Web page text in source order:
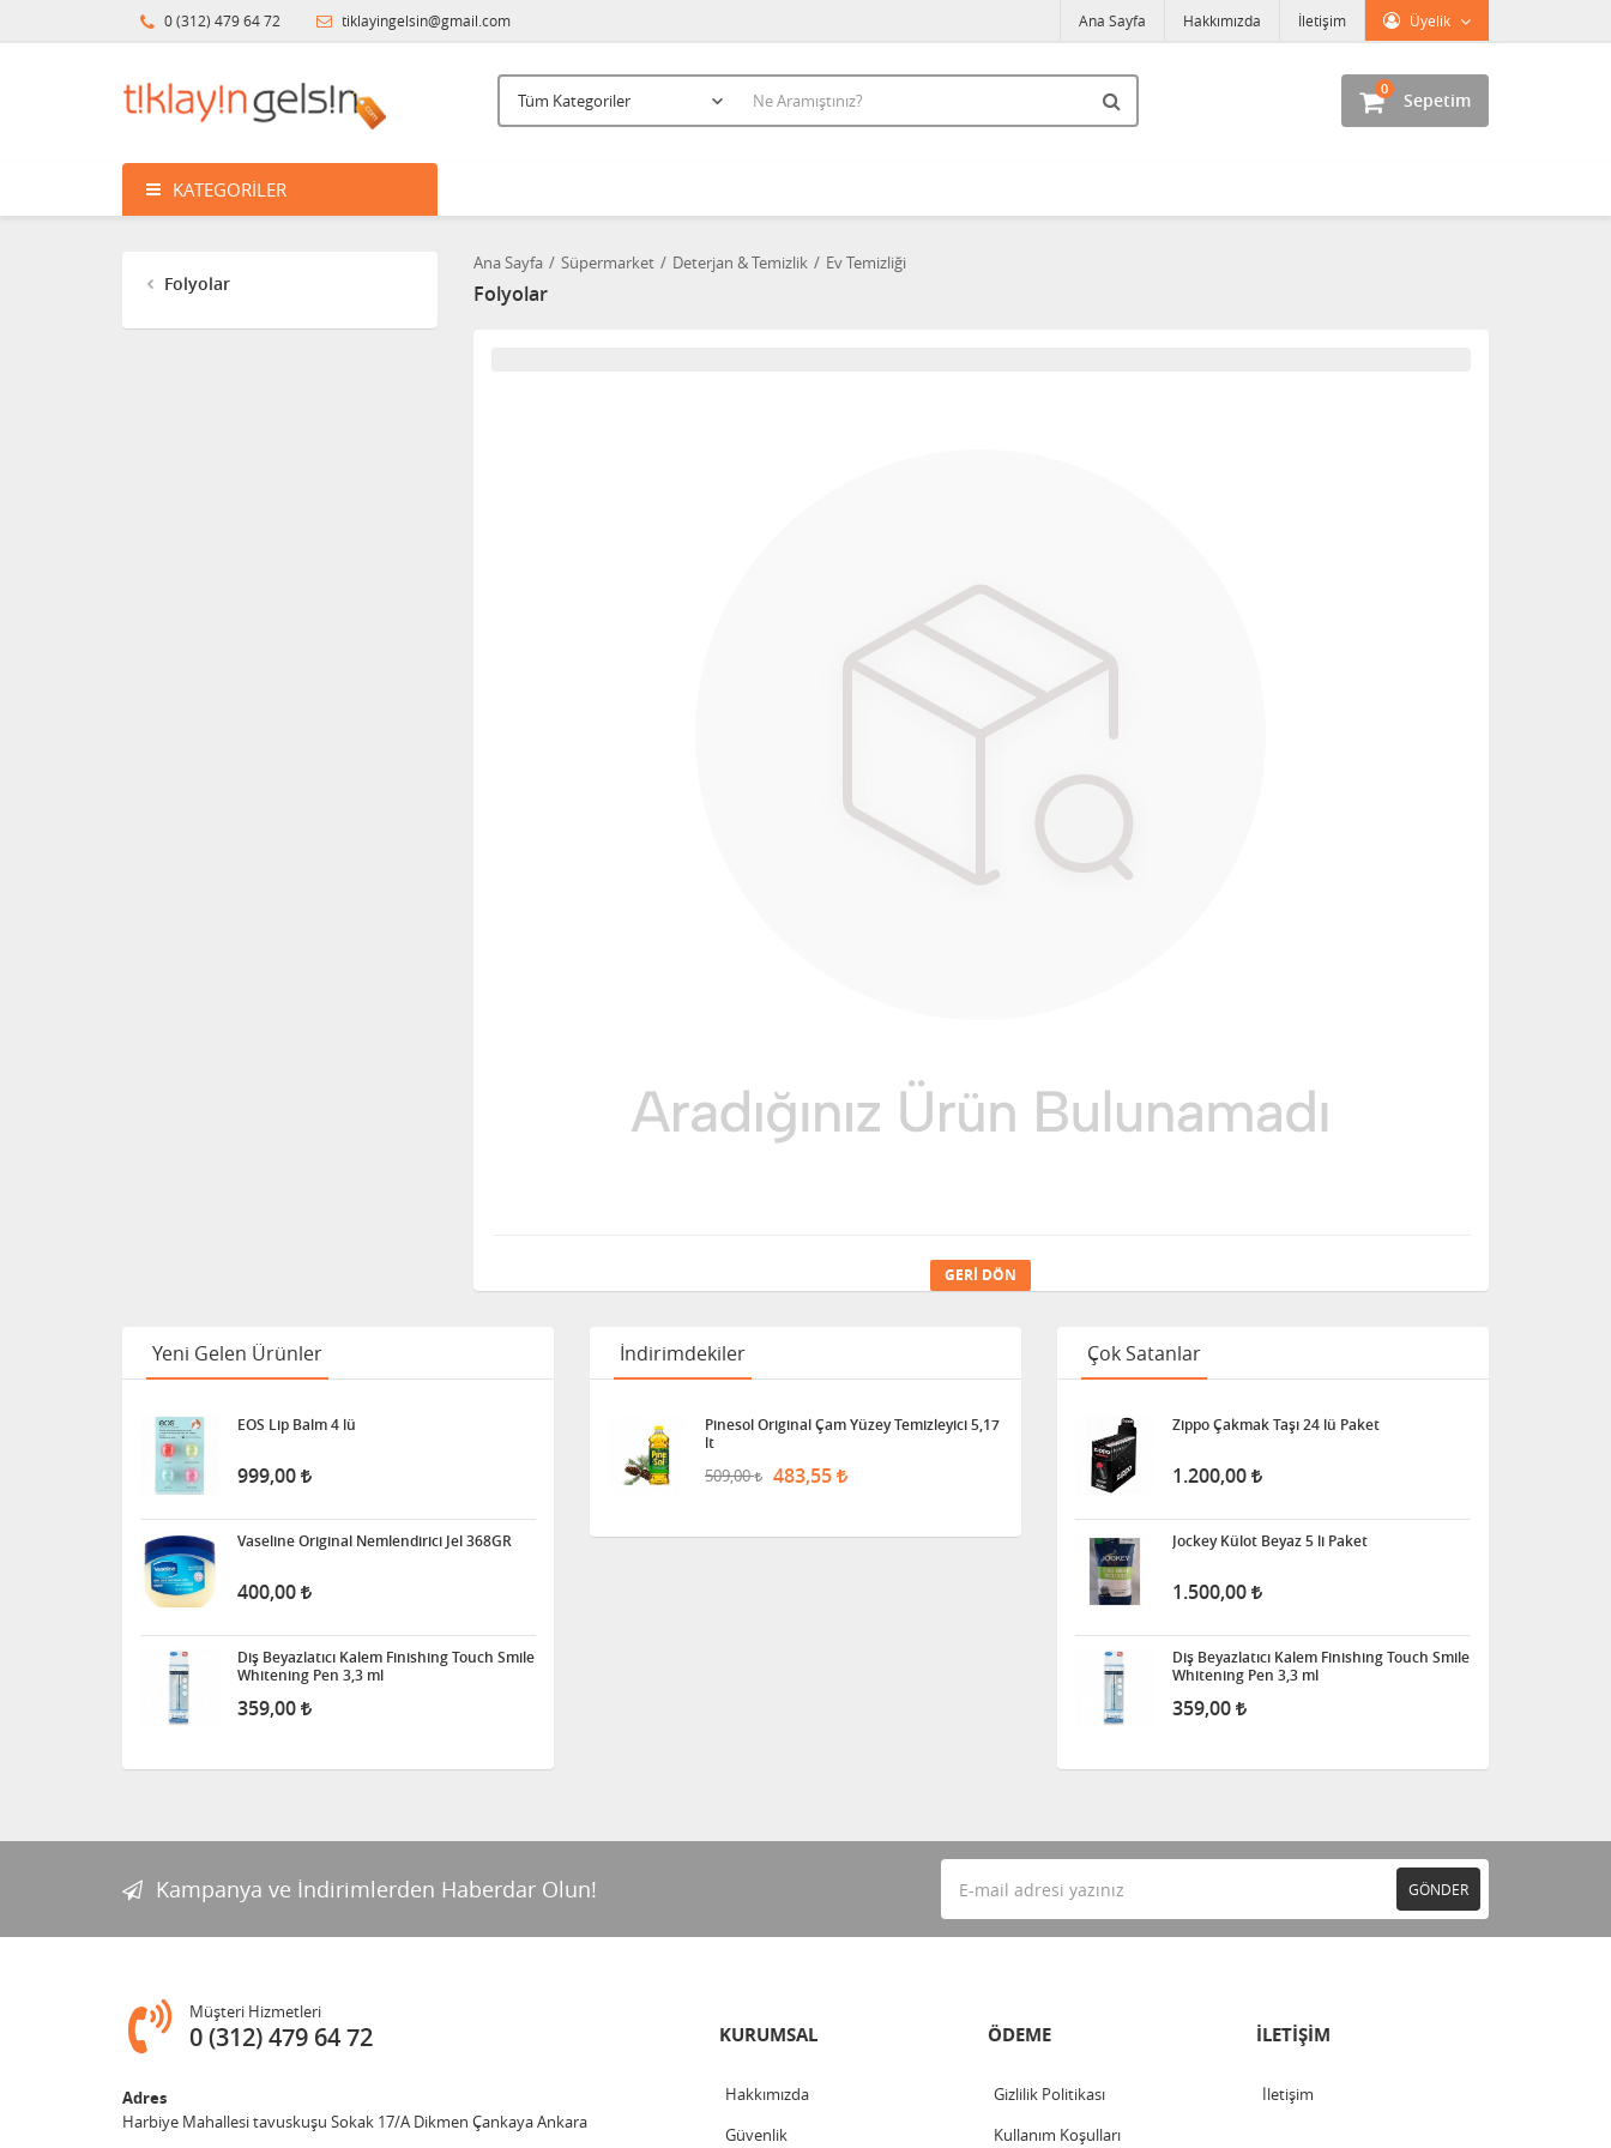
0 (312) 479 64 72 tiklayingelsin@gmail.com Üyelik
Ana Sayfa Hakkımızda İletişim
Sepetim
0
KATEGORILER
Folyolar
Ana Sayfa Süpermarket Deterjan & Temizlik Ev Temizliği
Folyolar
GERI DÖN
Yeni Gelen Ürünler
EOS Lip Balm 4 lü
999,00
Vaseline Original Nemlendirici Jel 368GR
400,00
Diş Beyazlatıcı Kalem Finishing Touch Smile
Whitening Pen 3,3 ml
359,00
İndirimdekiler
Pinesol Original Çam Yüzey Temizleyici 5,17
lt
509,00 483,55
Çok Satanlar
Zippo Çakmak Taşı 24 lü Paket
1.200,00
Jockey Külot Beyaz 5 li Paket
1.500,00
Diş Beyazlatıcı Kalem Finishing Touch Smile
Whitening Pen 3,3 ml
359,00
Kampanya ve İndirimlerden Haberdar Olun! GÖNDER
Müşteri Hizmetleri
0 (312) 479 64 72
Adres
Harbiye Mahallesi tavuskuşu Sokak 17/A Dikmen Çankaya Ankara
KURUMSAL
Hakkımızda
Güvenlik
ÖDEME
Gizlilik Politikası
Kullanım Koşulları
İLETİŞİM
İletişim